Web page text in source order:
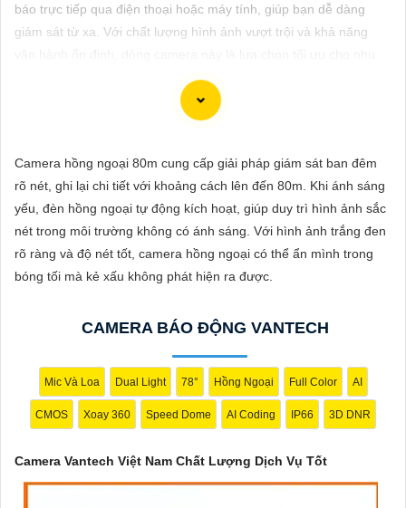
PHỤ
KIỆN
VẤN
DỊCH
VỤ
báo trực tiếp qua điện thoại hoặc máy tính, giúp bạn dễ dàng
giám sát từ xa. Với chất lượng hình ảnh vượt trội và khả năng
cầu bảo vệ an ninh và tiết kiệm chi phí giám sát cho gia đình
Dĩ tử cảm ơn bạn đã yêu câu giới thiệu về camera Vantech Việt
Nam. Camera Vantech là một thương hiệu uy tín trong lĩnh vực
kế chống nước, chống va đập, phù hợp sử dụng trong nhiều môi
Với cam kết về chất lượng và dịch vụ, camera Vantech Việt Nam
mang lại sự an tâm cho người dùng trong việc giám sát và bảo
vệ tài sản. Đồng thời, giá cả của sản phẩm cũng được đánh giá
Nếu bạn cần thêm thông tin chi tiết về sản phẩm hay muốn tư
Camera hồng ngoại 80m cung cấp giải pháp giám sát ban đêm
rõ nét, ghi lại chi tiết với khoảng cách lên đến 80m. Khi ánh sáng
yếu, đèn hồng ngoại tự động kích hoạt, giúp duy trì hình ảnh sắc
nét trong môi trường không có ánh sáng. Với hình ảnh trắng đen
rõ ràng và độ nét tốt, camera hồng ngoại có thể ẩn mình trong
bóng tối mà kẻ xấu không phát hiện ra được.
CAMERA BÁO ĐỘNG VANTECH
Mic Và Loa Dual Light 78° Hồng Ngoại Full Color AI
CMOS Xoay 360 Speed Dome AI Coding IP66 3D DNR
Camera Vantech Việt Nam Chất Lượng Dịch Vụ Tốt